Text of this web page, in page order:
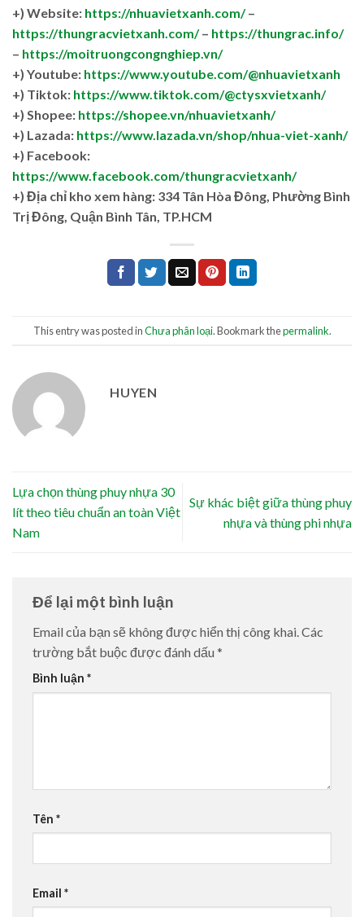
+) Website: https://nhuavietxanh.com/–
https://thungracvietxanh.com/– https://thungrac.info/
– https://moitruongcongnghiep.vn/
+) Youtube: https://www.youtube.com/@nhuavietxanh
+) Tiktok: https://www.tiktok.com/@ctysxvietxanh/
+) Shopee: https://shopee.vn/nhuavietxanh/
+) Lazada: https://www.lazada.vn/shop/nhua-viet-xanh/
+) Facebook:
https://www.facebook.com/thungracvietxanh/
+) Địa chỉ kho xem hàng: 334 Tân Hòa Đông, Phường Bình
Trị Đông, Quận Bình Tân, TP.HCM
This entry was posted inChưa phân loại. Bookmark thepermalink.
HUYEN
Lựa chọn thùng phuy nhựa 30
lít theo tiêu chuẩn an toàn Việt
Nam
Sự khác biệt giữa thùng phuy
nhựa và thùng phi nhựa
Để lại một bình luận
Email của bạn sẽ không được hiển thị công khai.Các
trường bắt buộc được đánh dấu *
Bình luận *
Tên *
Email *